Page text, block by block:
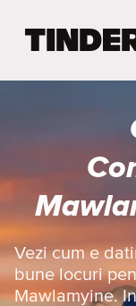
Vezi cum e
bune locuri
Mawlamyine.